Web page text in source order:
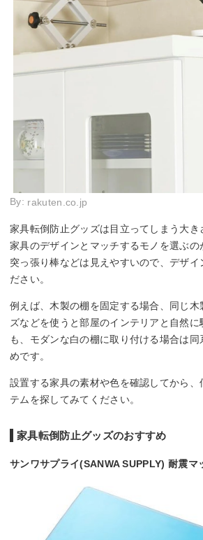
By: rakuten.co.jp
家具転倒防止グッズは目立ってしまう大き
家具のデザインとマッチするモノを選ぶ
突っ張り棒などは見えやすいので、デザイ
ださい。
例えば、木製の棚を固定する場合、同じ木
ズなどを使うと部屋のインテリアと自然
も、モダンな白の棚に取り付ける場合は
めです。
設置する家具の素材や色を確認してから、
テムを探してみてください。
家具転倒防止グッズのおすすめ
サンワサプライ(SANWA SUPPLY) 耐震